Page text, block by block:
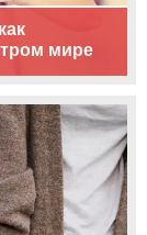
мире